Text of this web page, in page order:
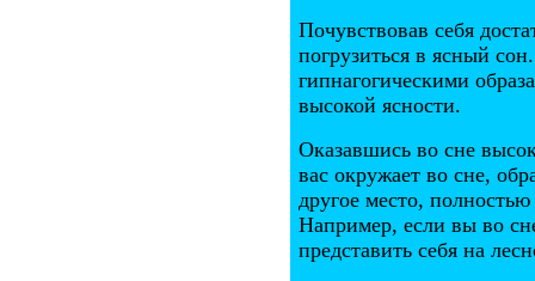
Почувствовав себя
погрузиться в ясный
гипнагогическими
высокой ясности.
Оказавшись во сне
вас окружает во сне,
другое место,
Например, если вы во
представить себя на